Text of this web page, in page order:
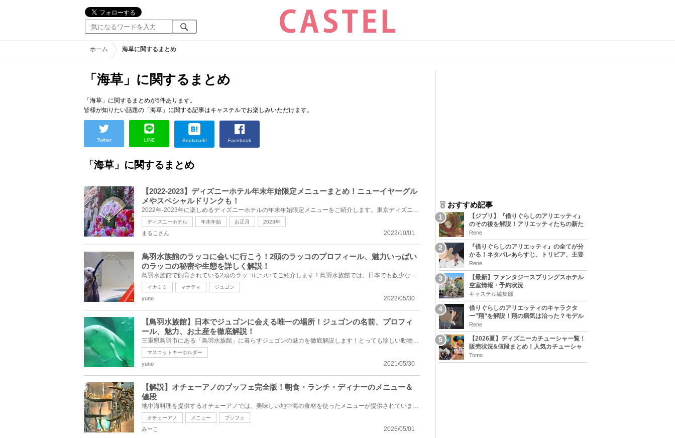
ホーム 海草に関するまとめ
「海草」に関するまとめ
「海草」に関するまとめが5件あります。
皆様が知りたい話題の「海草」に関する記事はキャステルでお楽しみいただけます。
Twitter LINE Bookmark! Facebook
「海草」に関するまとめ
【2022-2023】ディズニーホテル年末年始限定メニューまとめ！ニューイヤーグル
メやスペシャルドリンクも！
2022年-2023年に楽しめるディズニーホテルの年末年始限定メニューをご紹介します。東京ディズニーランド...
ディズニーホテル 年末年始 お正月 2023年
2022/10/01
まるこさん
鳥羽水族館のラッコに会いに行こう！2頭のラッコのプロフィール、魅力いっぱい
のラッコの秘密や生態を詳しく解説！
鳥羽水族館で飼育されている2頭のラッコについてご紹介します！鳥羽水族館では、日本でも数少ないラッコ...
イカミミ マナティ ジュゴン
2022/05/30
yuno
【鳥羽水族館】日本でジュゴンに会える唯一の場所！ジュゴンの名前、プロフィ
ール、魅力、お土産を徹底解説！
三重県鳥羽市にある「鳥羽水族館」に暮らすジュゴンの魅力を徹底解説します！とっても珍しい動物である...
マスコットキーホルダー
2021/05/30
yuno
【解説】オチェーアノのブッフェ完全版！朝食・ランチ・ディナーのメニュー＆
値段
地中海料理を提供するオチェーアノでは、美味しい地中海の食材を使ったメニューが提供されています。た...
オチェーアノ メニュー ブッフェ
2026/05/01
みーこ
おすすめ記事
【ジブリ】『借りぐらしのアリエッティ』
のその後を解説！アリエッティたちの新た
な住処は？翔の病気は治る？
Rene
『借りぐらしのアリエッティ』の全てが分
かる！ネタバレあらすじ、トリビア、主要
キャラまとめ！
Rene
【最新】ファンタジースプリングスホテル
空室情報・予約状況
キャステル編集部
借りぐらしのアリエッティのキャラクタ
ー”翔”を解説！翔の病気は治った？モデル
は誰？
Rene
【2026夏】ディズニーカチューシャ一覧！
販売状況&値段まとめ！人気カチューシャ
をチェック
Tomo